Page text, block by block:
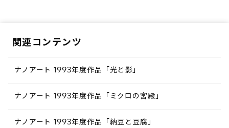
関連コンテンツ
ナノアート 1993年度作品「光と影」
ナノアート 1993年度作品「ミクロの宮殿」
ナノアート 1993年度作品「納豆と豆腐」